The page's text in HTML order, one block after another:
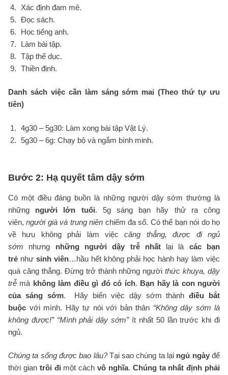
Xác định đam mê.
Đọc sách.
Học tiếng anh.
Làm bài tập.
Tập thể dục.
Thiền định.
Danh sách việc cần làm sáng sớm mai (Theo thứ tự ưu
tiên)
4g30 – 5g30: Làm xong bài tập Vật Lý.
5g30 – 6g: Chạy bộ và ngắm bình minh.
Bước 2: Hạ quyết tâm dậy sớm
Có một điều đáng buồn là những người dậy sớm thường là
những người lớn tuổi. 5g sáng bạn hãy thử ra công
viên,người già và trung niên chiếm đa số. Có thể bạn nói do họ
về hưu không phải làm việccăng thẳng, được đi ngủ
sớm nhưng những người dậy trễ nhấtlại là các bạn
trẻ như sinh viên…hầu hết không phải học hành hay làm việc
quá căng thẳng. Đừng trở thành những ngườithức khuya, dậy
trễ mà không làm điều gì đó có ích. Bạn hãy là con người
của sáng sớm. Hãy biến việc dậy sớm thànhđiều bắt
buộc với mình. Hãy tự nói với bản thân “Không dậy sớm là
không được!” “Mình phải dậy sớm”ít nhất 50 lần trước khi đi
ngủ.
Chúng ta sống được bao lâu?Tại sao chúng ta lại ngủ ngàyđể
thời gian trôi đi một cáchvô nghĩa. Chúng ta nhất định phải